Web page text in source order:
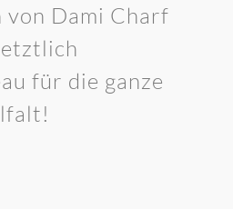
von Dami Charf
für die ganze